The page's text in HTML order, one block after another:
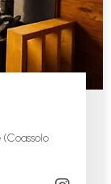
(Coassolo